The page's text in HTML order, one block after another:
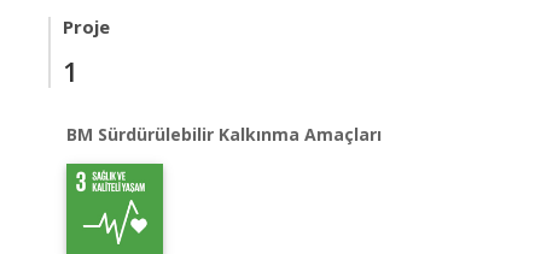
Proje
1
BM Sürdürülebilir Kalkınma Amaçları